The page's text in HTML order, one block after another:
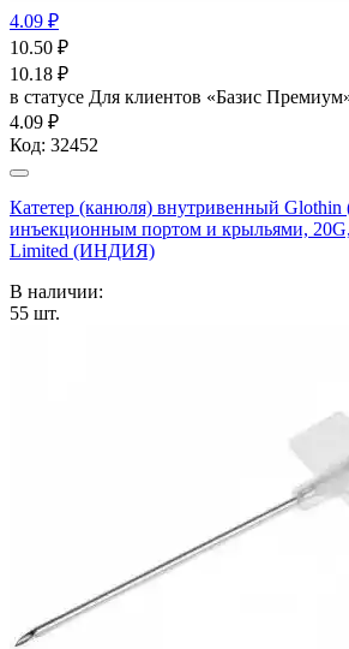
4.09 ₽
10.50 ₽
10.18 ₽
в статусе Для клиентов «Базис
4.09 ₽
Код: 32452
Катетер (канюля) внутривенный Glothin
инъекционным портом и крыльями,
Limited (ИНДИЯ)
В наличии:
55 шт.